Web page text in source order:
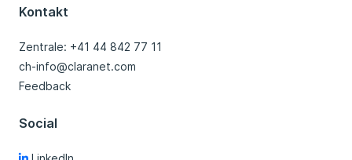
Kontakt
Zentrale: +41 44 842 77 11
ch-info@claranet.com
Feedback
Social